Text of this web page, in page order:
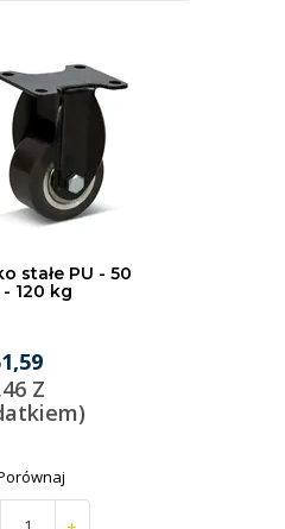
stałe PU - 50
120 kg
Z